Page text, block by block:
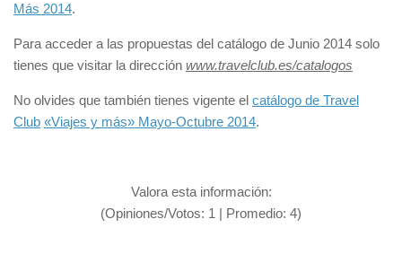
Más 2014.
Para acceder a las propuestas del catálogo de Junio 2014 solo
tienes que visitar la dirección www.travelclub.es/catalogos
No olvides que también tienes vigente el catálogo de Travel
Club «Viajes y más» Mayo-Octubre 2014.
Valora esta información:
(Opiniones/Votos: 1 | Promedio: 4)